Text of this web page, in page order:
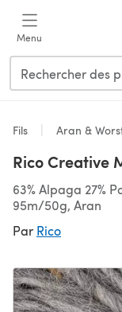
Menu
Fils Aran &
Rico Creative
63% Alpaga 27%
95m/50g, Aran
Par Rico